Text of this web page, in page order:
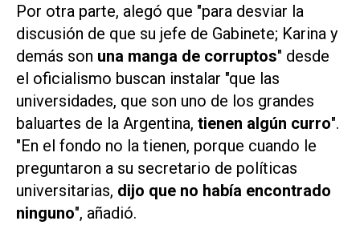
Por otra parte, alegó que "para desviar la
discusión de que su jefe de Gabinete; Karina y
demás son una manga de corruptos" desde
el oficialismo buscan instalar "que las
universidades, que son uno de los grandes
baluartes de la Argentina, tienen algún curro".
"En el fondo no la tienen, porque cuando le
preguntaron a su secretario de políticas
universitarias, dijo que no había encontrado
ninguno", añadió.